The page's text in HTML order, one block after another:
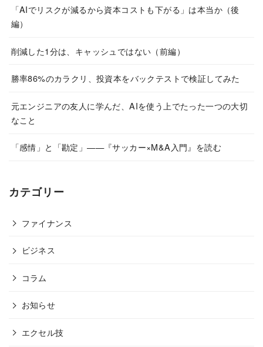
「AIでリスクが減るから資本コストも下がる」は本当か（後
編）
削減した1分は、キャッシュではない（前編）
勝率86%のカラクリ、投資本をバックテストで検証してみた
元エンジニアの友人に学んだ、AIを使う上でたった一つの大切
なこと
「感情」と「勘定」——『サッカー×M&A入門』を読む
カテゴリー
ファイナンス
ビジネス
コラム
お知らせ
エクセル技